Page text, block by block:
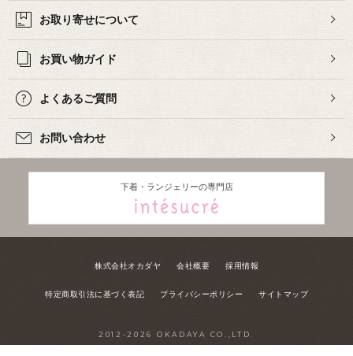
お取り寄せについて
お買い物ガイド
よくあるご質問
お問い合わせ
下着・ランジェリーの専門店
株式会社オカダヤ 会社概要 採用情報
特定商取引法に基づく表記 プライバシーポリシー サイトマップ
2012- 2026 OKADAYA CO.,LTD.